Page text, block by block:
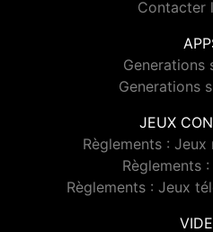
Contacter
Generations
Generations
JEUX
Règlements :
Règlements
Règlements : Jeux